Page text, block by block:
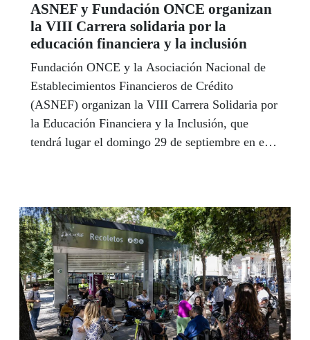
ASNEF y Fundación ONCE organizan
la VIII Carrera solidaria por la
educación financiera y la inclusión
Fundación ONCE y la Asociación Nacional de
Establecimientos Financieros de Crédito
(ASNEF) organizan la VIII Carrera Solidaria por
la Educación Financiera y la Inclusión, que
tendrá lugar el domingo 29 de septiembre en el